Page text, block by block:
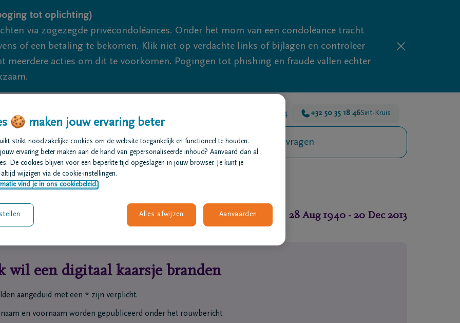
tot oplichting)
via zogezegde privécondoléances. Onder het mom van een condoléance tracht
of een betaling te bekomen. Klik niet op verdachte links of bijlagen en controleer
meerdere acties om dit te voorkomen. Pogingen tot phishing en fraude vallen echter
We zijn er voor je 24u/24 +32 50 35 18 46Sint-Kruis
regelen Overlijdensberichten Ons uitvaartcentrum Veelgestelde vragen
28 Aug 1940 - 20 Dec 2013
wil een digitaal kaarsje branden
aangeduid met een * zijn verplicht.
naam en voornaam worden gepubliceerd onder het rouwbericht.
🍪 maken jouw ervaring beter
strikt noodzakelijke cookies om de website toegankelijk en functioneel te houden.
ervaring beter maken aan de hand van gepersonaliseerde inhoud? Aanvaard dan al
De cookies blijven voor een beperkte tijd opgeslagen in jouw browser. Je kunt je
wijzigen via de cookie-instellingen.
vind je in ons cookiebeleid.
Alles afwijzen Aanvaarden